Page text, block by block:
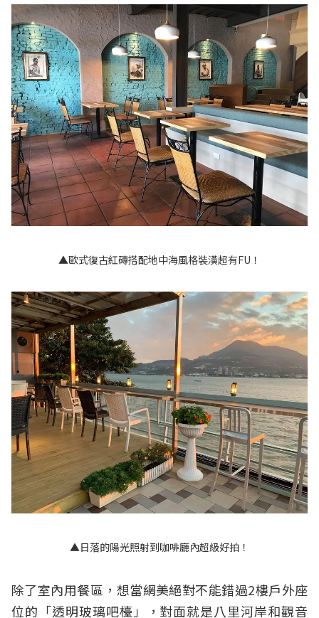
▲歐式復古紅磚搭配地中海風格裝潢超有FU！
▲日落的陽光照射到咖啡廳內超級好拍！
除了室內用餐區，想當網美絕對不能錯過2樓戶外座
位的「透明玻璃吧檯」，對面就是八里河岸和觀音